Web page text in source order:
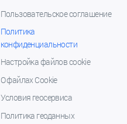
Пользовательское соглашение
Политика
конфиденциальности
Настройка файлов cookie
О файлах Cookie
Условия геосервиса
Политика геоданных